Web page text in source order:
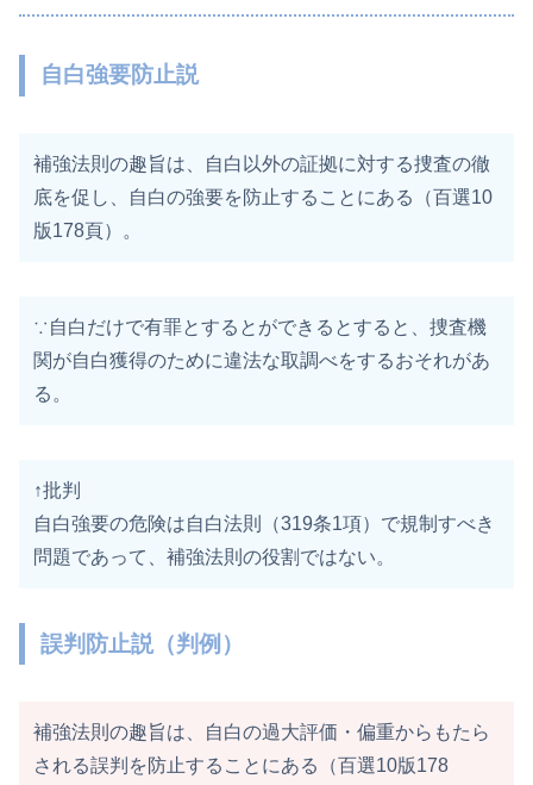
自白強要防止説
補強法則の趣旨は、自白以外の証拠に対する捜査の徹
底を促し、自白の強要を防止することにある（百選10
版178頁）。
∵自白だけで有罪とするとができるとすると、捜査機
関が自白獲得のために違法な取調べをするおそれがあ
る。
↑批判
自白強要の危険は自白法則（319条1項）で規制すべき
問題であって、補強法則の役割ではない。
誤判防止説（判例）
補強法則の趣旨は、自白の過大評価・偏重からもたら
される誤判を防止することにある（百選10版178